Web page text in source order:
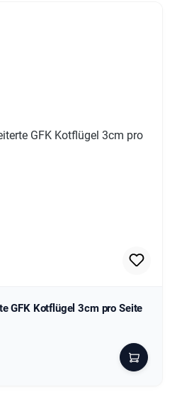
GFK Kotflügel 3cm pro Seite